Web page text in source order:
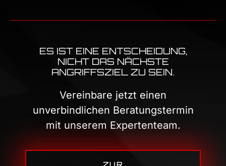
ES IST EINE ENTSCHEIDUNG,
NICHT DAS NÄCHSTE
ANGRIFFSZIEL ZU SEIN.
Vereinbare jetzt einen
unverbindlichen Beratungstermin
mit unserem Expertenteam.